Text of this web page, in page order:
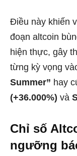
Điều này khiến
đoạn altcoin
hiện thực, gây
từng kỳ vọng
Summer” hay
(+36.000%) và
Chỉ số
ngưỡng